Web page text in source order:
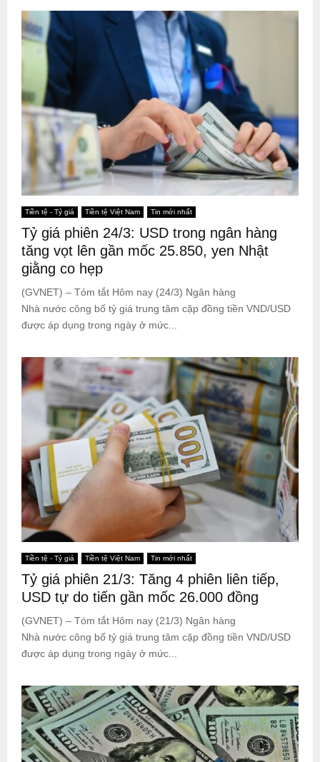
Tiền tệ - Tỷ giá Tiền tệ Việt Nam Tin mới nhất
Tỷ giá phiên 24/3: USD trong ngân hàng
tăng vọt lên gần mốc 25.850, yen Nhật
giằng co hẹp
(GVNET) – Tóm tắt Hôm nay (24/3) Ngân hàng
Nhà nước công bố tỷ giá trung tâm cặp đồng tiền VND/USD
được áp dụng trong ngày ở mức...
Tiền tệ - Tỷ giá Tiền tệ Việt Nam Tin mới nhất
Tỷ giá phiên 21/3: Tăng 4 phiên liên tiếp,
USD tự do tiến gần mốc 26.000 đồng
(GVNET) – Tóm tắt Hôm nay (21/3) Ngân hàng
Nhà nước công bố tỷ giá trung tâm cặp đồng tiền VND/USD
được áp dụng trong ngày ở mức...